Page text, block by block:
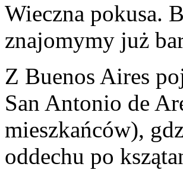
Wieczna pokusa.
znajomymy już
Z Buenos Aires
San Antonio de
mieszkańców),
oddechu po